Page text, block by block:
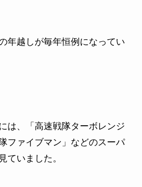
年越しが毎年恒例になってい
は、「高速戦隊ターボレンジ
ファイブマン」などのスーパ
ていました。